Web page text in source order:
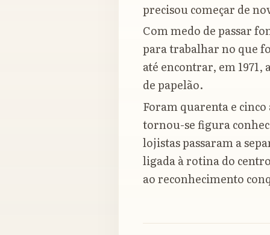
precisou começar de
Com medo de passar
para trabalhar no que
até encontrar, em
de papelão.
Foram quarenta e
tornou-se figura
lojistas passaram a
ligada à rotina do
ao reconhecimento